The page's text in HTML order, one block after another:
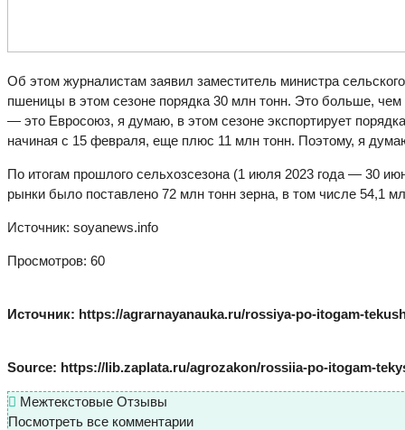
Об этом журналистам заявил заместитель министра
пшеницы в этом сезоне порядка 30 млн тонн. Это больше,
— это Евросоюз, я думаю, в этом сезоне экспортирует
начиная с 15 февраля, еще плюс 11 млн тонн. Поэтому, я
По итогам прошлого сельхозсезона (1 июля 2023 года — 30
рынки было поставлено 72 млн тонн зерна, в том числе 54,1
Источник: soyanews.info
Просмотров: 60
Источник: https://agrarnayanauka.ru/rossiya-po-itogam-
Source: https://lib.zaplata.ru/agrozakon/rossiia-po-itogam-
Межтекстовые Отзывы
Посмотреть все комментарии